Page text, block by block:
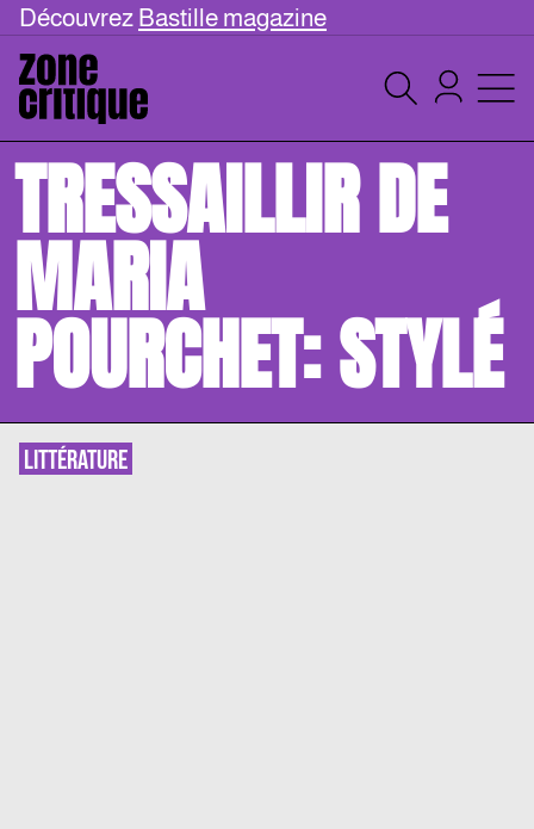
Découvrez Bastille magazine
TRESSAILLIR DE
MARIA
POURCHET: STYLÉ
LITTÉRATURE